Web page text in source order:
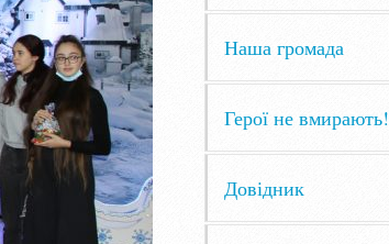
Наша громада
Герої не вмирають!
Довідник